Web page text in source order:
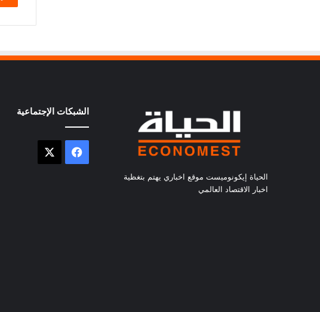
الحياة إيكونوميست موقع اخباري يهتم بتغظية
اخبار الاقتصاد العالمي
الشبكات الإجتماعية
فيسبوك